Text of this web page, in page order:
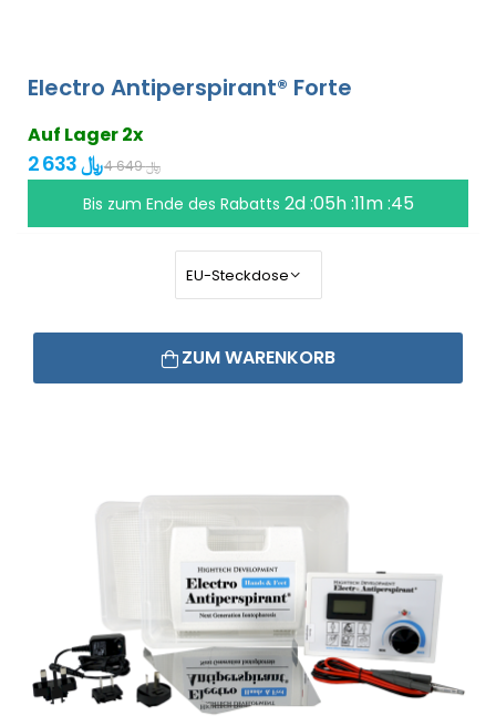
Electro Antiperspirant® Forte
Auf Lager 2x
2 633 ﷼ 4 649 ﷼
Bis zum Ende des Rabatts 2d :05h :11m :45
ZUM WARENKORB